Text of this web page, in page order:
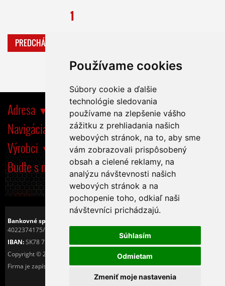
Používame cookies
Súbory cookie a ďalšie
technológie sledovania
používame na zlepšenie vášho
zážitku z prehliadania našich
webových stránok, na to, aby sme
vám zobrazovali prispôsobený
obsah a cielené reklamy, na
analýzu návštevnosti našich
webových stránok a na
pochopenie toho, odkiaľ naši
návštevníci prichádzajú.
Súhlasím
Odmietam
Zmeniť moje nastavenia
PREDCHÁDZAJÚCA
1
Adresa
Navigácia
Výrobci
Buďte s nami tiež na
Bankovné spojenie:
4022374175/7500
IBAN:SK78 7500 0000 0040 2237 4175
Copyright © 2016
Firma je zapísaná v OR Okresného sůdu v Košiciach I. pod číslom 25425/V.